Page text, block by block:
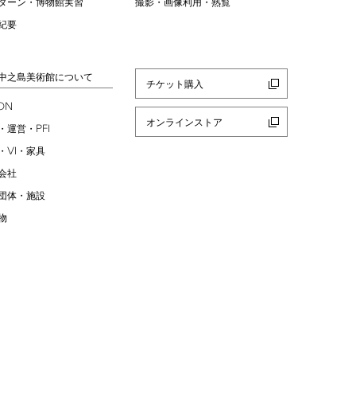
ーン・博物館実習
要
撮影・画像利用・熟覧
之島美術館について
運営・ PFI
VI ・家具
社
体・施設
チケット購入
オンラインストア